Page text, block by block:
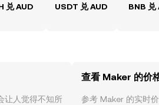
兑 AUD USDT 兑 AUD BNB 兑
让人觉得不知所
查看 Maker 的价
参考 Maker 的实时